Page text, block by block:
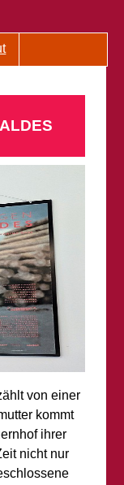
von einer
kommt
ihrer
nicht nur